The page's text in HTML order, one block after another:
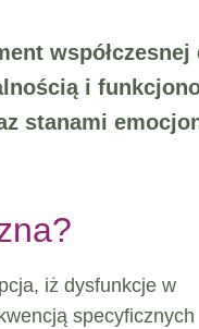
i
stanami
iż dysfunkcje w
specyficznych